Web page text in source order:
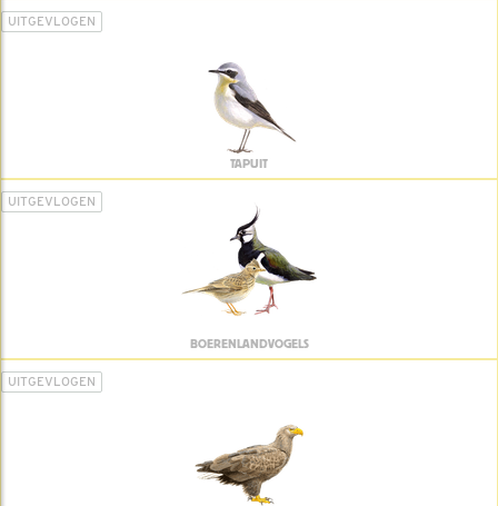
UITGEVLOGEN
TAPUIT
UITGEVLOGEN
BOERENLANDVOGELS
UITGEVLOGEN